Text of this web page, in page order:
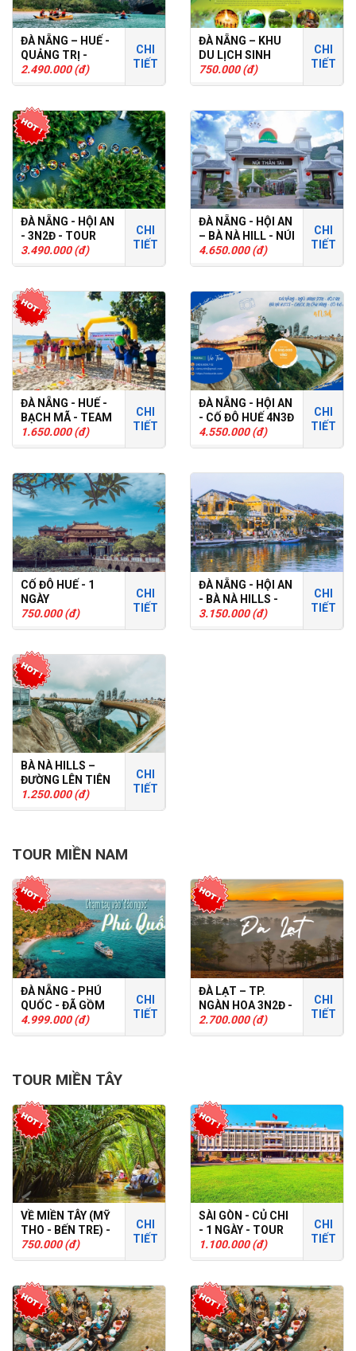
ĐÀ NẴNG – HUẾ -
QUẢNG TRỊ -
QUẢNG BÌNH
2N1Đ
2.490.000 (đ)
CHI
TIẾT
ĐÀ NẴNG – KHU
DU LỊCH SINH
THÁI LÁI THIÊU
750.000 (đ)
CHI
TIẾT
ĐÀ NẴNG - HỘI AN
- 3N2Đ - TOUR
GHÉP
3.490.000 (đ)
CHI
TIẾT
ĐÀ NẴNG - HỘI AN
– BÀ NÀ HILL - NÚI
THẦN TÀI 4N3Đ :
TOUR GHÉP
4.650.000 (đ)
CHI
TIẾT
ĐÀ NẴNG - HUẾ -
BẠCH MÃ - TEAM
BUILDING
1.650.000 (đ)
CHI
TIẾT
ĐÀ NẴNG - HỘI AN
- CỐ ĐÔ HUẾ 4N3Đ
- TOUR GHÉP
4.550.000 (đ)
CHI
TIẾT
CỐ ĐÔ HUẾ - 1
NGÀY
750.000 (đ)
CHI
TIẾT
ĐÀ NẴNG - HỘI AN
- BÀ NÀ HILLS -
CÙ LAO CHÀM
3N2Đ
3.150.000 (đ)
CHI
TIẾT
BÀ NÀ HILLS –
ĐƯỜNG LÊN TIÊN
CẢNH
1.250.000 (đ)
CHI
TIẾT
TOUR MIỀN NAM
ĐÀ NẴNG - PHÚ
QUỐC - ĐÃ GỒM
VÉ MÁY BAY -
3N2D - TOUR
4.999.000 (đ)
CHI
TIẾT
ĐÀ LẠT – TP.
NGÀN HOA 3N2Đ -
TOUR GHÉP
2.700.000 (đ)
CHI
TIẾT
TOUR MIỀN TÂY
VỀ MIỀN TÂY (MỸ
THO - BẾN TRE) -
1 NGÀY - TOUR
GHÉP
750.000 (đ)
CHI
TIẾT
SÀI GÒN - CỦ CHI
- 1 NGÀY - TOUR
GHÉP
1.100.000 (đ)
CHI
TIẾT